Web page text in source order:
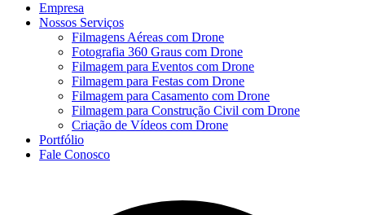
Empresa
Nossos Serviços
Filmagens Aéreas com Drone
Fotografia 360 Graus com Drone
Filmagem para Eventos com Drone
Filmagem para Festas com Drone
Filmagem para Casamento com Drone
Filmagem para Construção Civil com Drone
Criação de Vídeos com Drone
Portfólio
Fale Conosco